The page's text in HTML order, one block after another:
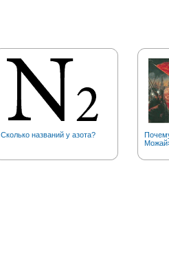
Сколько названий у азота?